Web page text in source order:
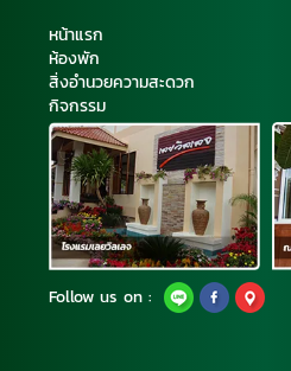
หน้าแรก
ห้องพัก
สิ่งอำนวยความสะดวก
กิจกรรม
Follow us on :